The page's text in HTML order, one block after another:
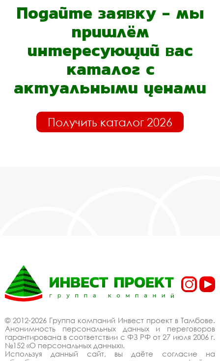
Подайте заявку - мы
пришлём
интересующий вас
каталог с
актуальными ценами
Получить каталог 2026
© 2012-2026 Группа компаний Инвест проект в Тамбове.
Анонимность персональных данных и переговоров
гарантирована в соответствии с ФЗ РФ от 27 июля 2006 г.
№152 «О персональных данных».
Используя данный сайт, вы даёте согласие на